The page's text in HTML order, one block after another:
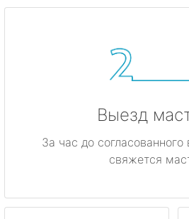
Выезд
За час до
свяжется